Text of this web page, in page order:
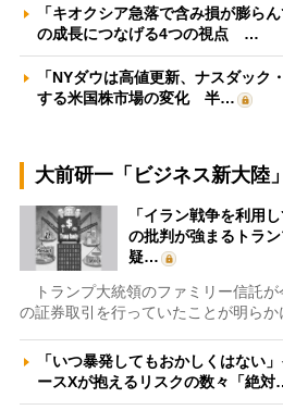
「キオクシア急落で含み損が膨ら
の成長につなげる4つの視点 …
「NYダウは高値更新、ナスダック
する米国株市場の変化 半…
大前研一「ビジネス新大陸
「イラン戦争を利用
の批判が強まるトラ
疑…
トランプ大統領のファミリー信託が
の証券取引を行っていたことが明ら
「いつ暴発してもおかしくはない
ースXが抱えるリスクの数々「絶